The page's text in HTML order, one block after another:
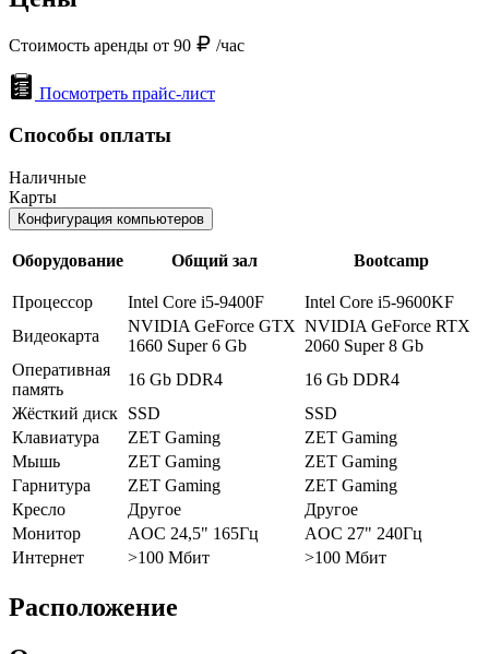
Стоимость аренды от 90 /час
Посмотреть прайс-лист
Способы оплаты
Наличные
Карты
Конфигурация компьютеров
Оборудование Общий зал Bootcamp
Процессор Intel Core i5-9400F
Intel Core i5-9600KF
Видеокарта
NVIDIA GeForce GTX
1660 Super 6 Gb
NVIDIA GeForce RTX
2060 Super 8 Gb
Оперативная
память
16 Gb DDR4
16 Gb DDR4
Жёсткий диск SSD
SSD
Клавиатура
ZET Gaming
ZET Gaming
Мышь
ZET Gaming
ZET Gaming
Гарнитура
ZET Gaming
ZET Gaming
Кресло
Другое
Другое
Монитор
AOC 24,5" 165Гц
AOC 27" 240Гц
Интернет
>100 Мбит >100 Мбит
Расположение